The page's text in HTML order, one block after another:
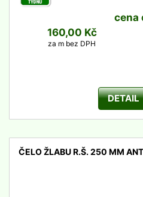
cena
160,00 Kč
za m bez DPH
DETAIL
ČELO ŽLABU R.Š. 250 MM